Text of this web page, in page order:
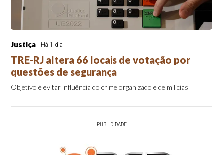
Justiça Há 1 dia
TRE-RJ altera 66 locais de votação por
questões de segurança
Objetivo é evitar influência do crime organizado e de milícias
PUBLICIDADE